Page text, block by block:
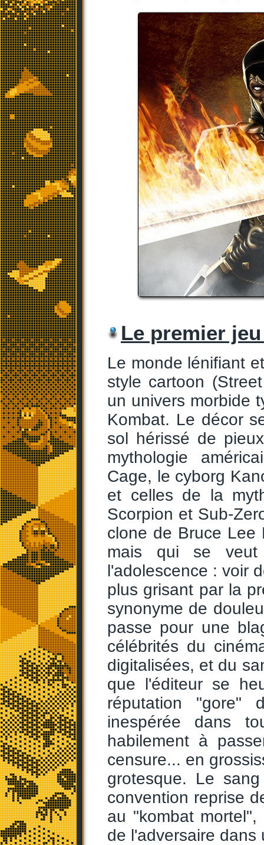
Le premier
Le monde lénifiant
style cartoon
un univers morbide
Kombat. Le décor
sol hérissé de
mythologie
Cage, le cyborg
et celles de la
Scorpion et Sub-
clone de Bruce Lee
mais qui se
l'adolescence : voir
plus grisant par la
synonyme de
passe pour une
célébrités du
digitalisées, et du
que l'éditeur se
réputation "gore"
inespérée dans
habilement à
censure... en
grotesque. Le
convention reprise
au "kombat
de l'adversaire dans